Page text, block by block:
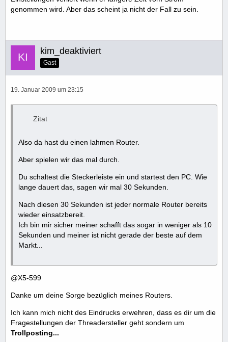
genommen wird. Aber das scheint ja nicht der Fall zu sein.
kim_deaktiviert
Gast
19. Januar 2009 um 23:15
Zitat
Also da hast du einen lahmen Router.
Aber spielen wir das mal durch.
Du schaltest die Steckerleiste ein und startest den PC. Wie
lange dauert das, sagen wir mal 30 Sekunden.
Nach diesen 30 Sekunden ist jeder normale Router bereits
wieder einsatzbereit.
Ich bin mir sicher meiner schafft das sogar in weniger als 10
Sekunden und meiner ist nicht gerade der beste auf dem
Markt...
@X5-599
Danke um deine Sorge bezüglich meines Routers.
Ich kann mich nicht des Eindrucks erwehren, dass es dir um die
Fragestellungen der Threadersteller geht sondern um
Trollposting...